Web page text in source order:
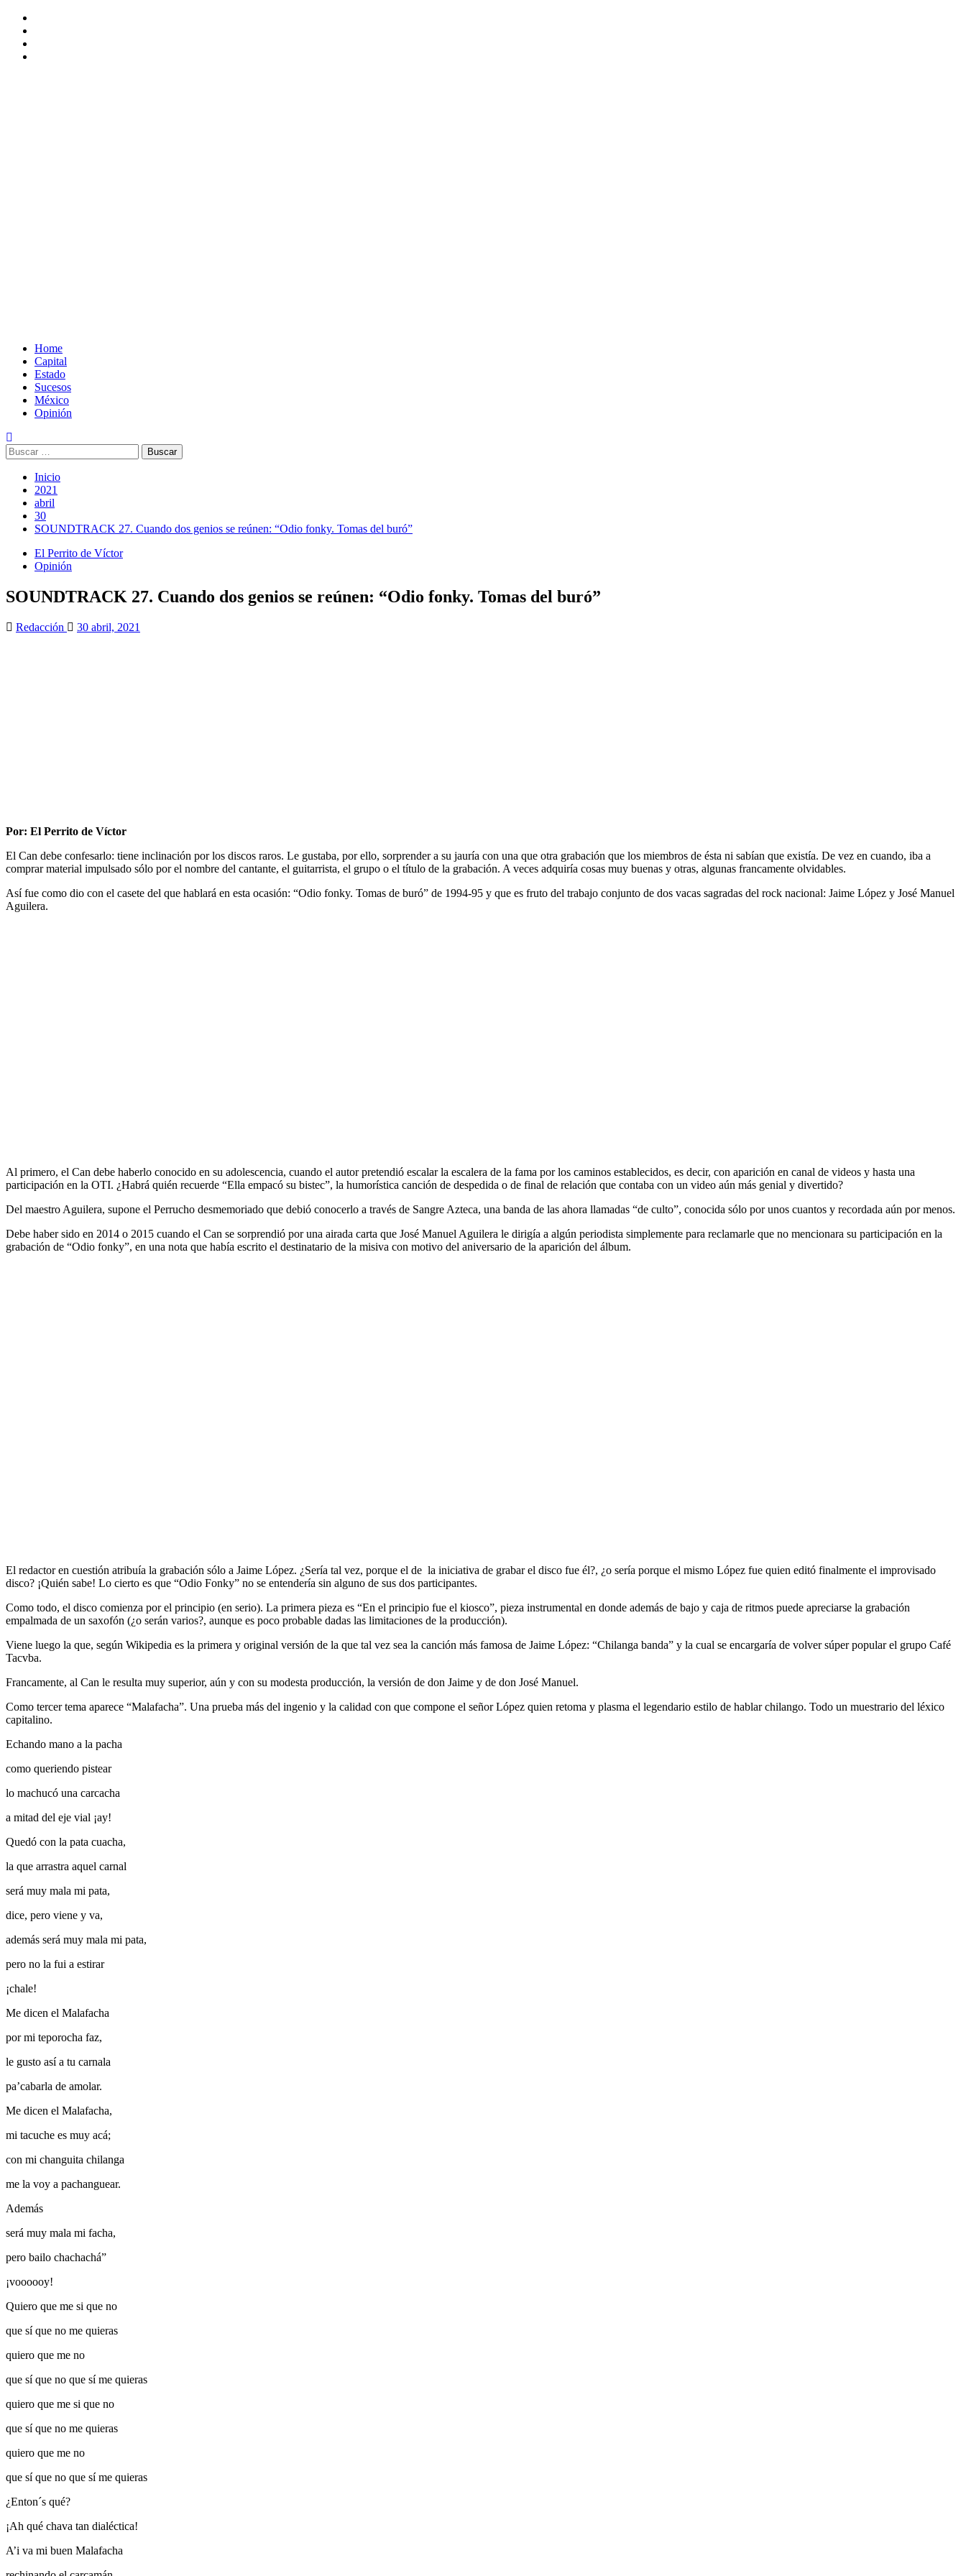
Home
Capital
Estado
Sucesos
México
Opinión
Inicio
2021
abril
30
SOUNDTRACK 27. Cuando dos genios se reúnen: “Odio fonky. Tomas del buró”
El Perrito de Víctor
Opinión
SOUNDTRACK 27. Cuando dos genios se reúnen: “Odio fonky. Tomas del buró”
Redacción 30 abril, 2021
Por: El Perrito de Víctor
El Can debe confesarlo: tiene inclinación por los discos raros. Le gustaba, por ello, sorprender a su jauría con una que otra grabación que los miembros de ésta ni sabían que existía. De vez en cuando, iba a
comprar material impulsado sólo por el nombre del cantante, el guitarrista, el grupo o el título de la grabación. A veces adquiría cosas muy buenas y otras, algunas francamente olvidables.
Así fue como dio con el casete del que hablará en esta ocasión: “Odio fonky. Tomas de buró” de 1994-95 y que es fruto del trabajo conjunto de dos vacas sagradas del rock nacional: Jaime López y José Manuel
Aguilera.
Al primero, el Can debe haberlo conocido en su adolescencia, cuando el autor pretendió escalar la escalera de la fama por los caminos establecidos, es decir, con aparición en canal de videos y hasta una
participación en la OTI. ¿Habrá quién recuerde “Ella empacó su bistec”, la humorística canción de despedida o de final de relación que contaba con un video aún más genial y divertido?
Del maestro Aguilera, supone el Perrucho desmemoriado que debió conocerlo a través de Sangre Azteca, una banda de las ahora llamadas “de culto”, conocida sólo por unos cuantos y recordada aún por menos.
Debe haber sido en 2014 o 2015 cuando el Can se sorprendió por una airada carta que José Manuel Aguilera le dirigía a algún periodista simplemente para reclamarle que no mencionara su participación en la
grabación de “Odio fonky”, en una nota que había escrito el destinatario de la misiva con motivo del aniversario de la aparición del álbum.
El redactor en cuestión atribuía la grabación sólo a Jaime López. ¿Sería tal vez, porque el de la iniciativa de grabar el disco fue él?, ¿o sería porque el mismo López fue quien editó finalmente el improvisado
disco? ¡Quién sabe! Lo cierto es que “Odio Fonky” no se entendería sin alguno de sus dos participantes.
Como todo, el disco comienza por el principio (en serio). La primera pieza es “En el principio fue el kiosco”, pieza instrumental en donde además de bajo y caja de ritmos puede apreciarse la grabación
empalmada de un saxofón (¿o serán varios?, aunque es poco probable dadas las limitaciones de la producción).
Viene luego la que, según Wikipedia es la primera y original versión de la que tal vez sea la canción más famosa de Jaime López: “Chilanga banda” y la cual se encargaría de volver súper popular el grupo Café
Tacvba.
Francamente, al Can le resulta muy superior, aún y con su modesta producción, la versión de don Jaime y de don José Manuel.
Como tercer tema aparece “Malafacha”. Una prueba más del ingenio y la calidad con que compone el señor López quien retoma y plasma el legendario estilo de hablar chilango. Todo un muestrario del léxico
capitalino.
Echando mano a la pacha
como queriendo pistear
lo machucó una carcacha
a mitad del eje vial ¡ay!
Quedó con la pata cuacha,
la que arrastra aquel carnal
será muy mala mi pata,
dice, pero viene y va,
además será muy mala mi pata,
pero no la fui a estirar
¡chale!
Me dicen el Malafacha
por mi teporocha faz,
le gusto así a tu carnala
pa’cabarla de amolar.
Me dicen el Malafacha,
mi tacuche es muy acá;
con mi changuita chilanga
me la voy a pachanguear.
Además
será muy mala mi facha,
pero bailo chachachá”
¡voooooy!
Quiero que me si que no
que sí que no me quieras
quiero que me no
que sí que no que sí me quieras
quiero que me si que no
que sí que no me quieras
quiero que me no
que sí que no que sí me quieras
¿Enton´s qué?
¡Ah qué chava tan dialéctica!
A’i va mi buen Malafacha